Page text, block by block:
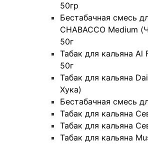
50гр
Бестабачная смесь
CHABACCO Medium
50г
Табак для кальяна Al
50г
Табак для кальяна
Хука)
Бестабачная смесь
Табак для кальяна
Табак для кальяна
Табак для кальяна